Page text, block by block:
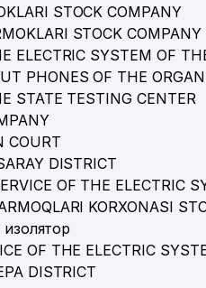
STOCK COMPANY
STOCK COMPANY
ELECTRIC SYSTEM OF
PHONES OF THE
STATE TESTING CENTER
COURT
DISTRICT
OF THE ELECTRIC
KORXONASI
OF THE ELECTRIC
DISTRICT